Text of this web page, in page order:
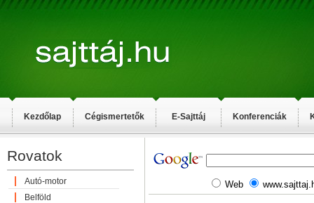
Kezdőlap Cégismertetők E-Sajttáj Konferenciák
Rovatok
Autó-motor
Belföld
Web